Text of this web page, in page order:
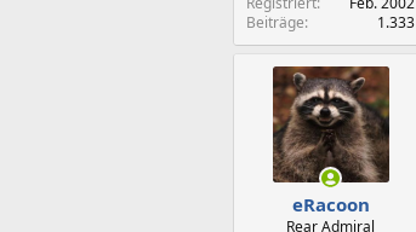
Beiträge
1.333
eRacoon
Rear Admiral